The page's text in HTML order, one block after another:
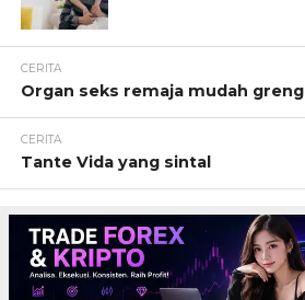
CERITA
Organ seks remaja mudah greng
CERITA
Tante Vida yang sintal